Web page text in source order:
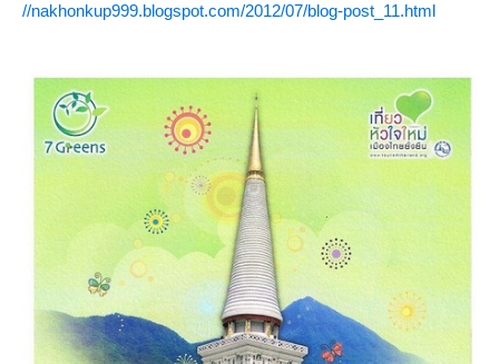
//nakhonkup999.blogspot.com/2012/07/blog-post_11.html